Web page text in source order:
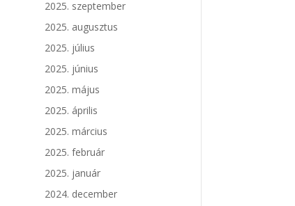
2025. szeptember
2025. augusztus
2025. július
2025. június
2025. május
2025. április
2025. március
2025. február
2025. január
2024. december